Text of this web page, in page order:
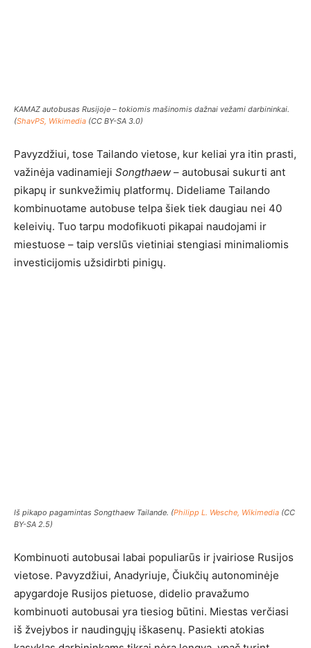
KAMAZ autobusas Rusijoje – tokiomis mašinomis dažnai vežami darbininkai.
(ShavPS, Wikimedia (CC BY-SA 3.0)
Pavyzdžiui, tose Tailando vietose, kur keliai yra itin prasti,
važinėja vadinamieji Songthaew – autobusai sukurti ant
pikapų ir sunkvežimių platformų. Dideliame Tailando
kombinuotame autobuse telpa šiek tiek daugiau nei 40
keleivių. Tuo tarpu modofikuoti pikapai naudojami ir
miestuose – taip verslūs vietiniai stengiasi minimaliomis
investicijomis užsidirbti pinigų.
Iš pikapo pagamintas Songthaew Tailande. (Philipp L. Wesche, Wikimedia (CC
BY-SA 2.5)
Kombinuoti autobusai labai populiarūs ir įvairiose Rusijos
vietose. Pavyzdžiui, Anadyriuje, Čiukčių autonominėje
apygardoje Rusijos pietuose, didelio pravažumo
kombinuoti autobusai yra tiesiog būtini. Miestas verčiasi
iš žvejybos ir naudingųjų iškasenų. Pasiekti atokias